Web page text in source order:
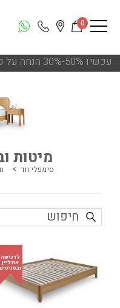
0
30% הנחה על פריטים מעודפים ותצוגות הסניפים
מיטות
סימפלי ווד